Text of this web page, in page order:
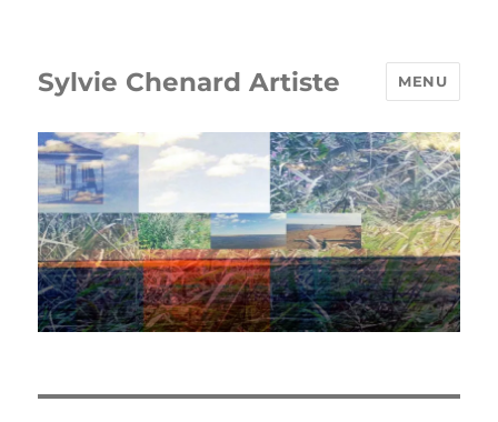
Sylvie Chenard Artiste MENU